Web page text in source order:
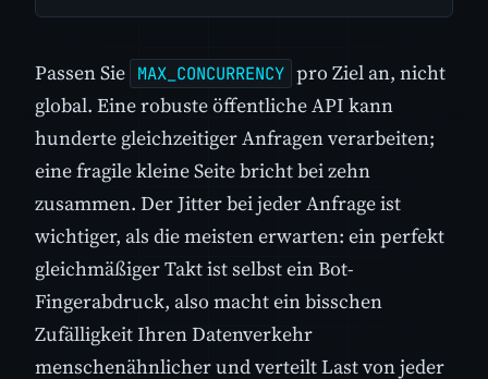
Passen Sie MAX_CONCURRENCY pro Ziel an, nicht
global. Eine robuste öffentliche API kann
hunderte gleichzeitiger Anfragen verarbeiten;
eine fragile kleine Seite bricht bei zehn
zusammen. Der Jitter bei jeder Anfrage ist
wichtiger, als die meisten erwarten: ein perfekt
gleichmäßiger Takt ist selbst ein Bot-
Fingerabdruck, also macht ein bisschen
Zufälligkeit Ihren Datenverkehr
menschenähnlicher und verteilt Last von jeder